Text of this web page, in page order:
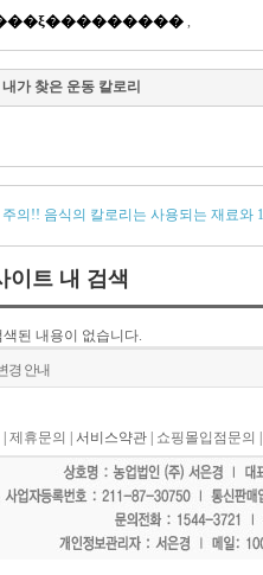
,
내가 찾은 운동 칼로리
주의!! 음식의 칼로리는 사용되는 재료와
이트 내 검색
색된 내용이 없습니다.
경 안내
제휴문의 | 서비스약관 | 쇼핑몰입점문의
"홈페이지 모든 게시물에